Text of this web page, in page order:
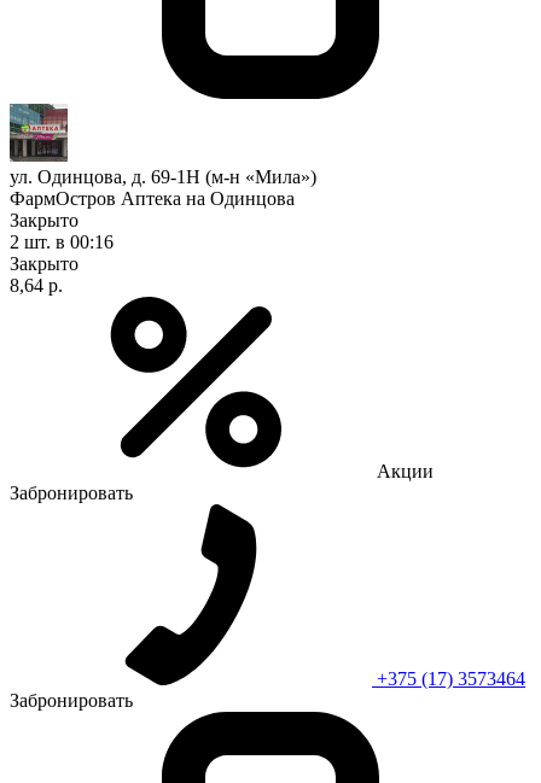
ул. Одинцова, д. 69-1Н (м-н «Мила»)
ФармОстров Аптека на Одинцова
Закрыто
2 шт. в 00:16
Закрыто
8,64 р.
Акции
Забронировать
+375 (17) 3573464
Забронировать